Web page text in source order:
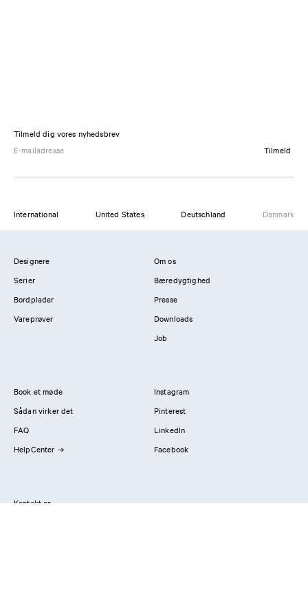
Tilmeld dig vores nyhedsbrev
Tilmeld
International United States Deutschland Danmark
Designere
Serier
Bordplader
Vareprøver
Om os
Bæredygtighed
Presse
Downloads
Job
Book et møde
Sådan virker det
FAQ
HelpCenter
Instagram
Pinterest
LinkedIn
Facebook
Kontakt os